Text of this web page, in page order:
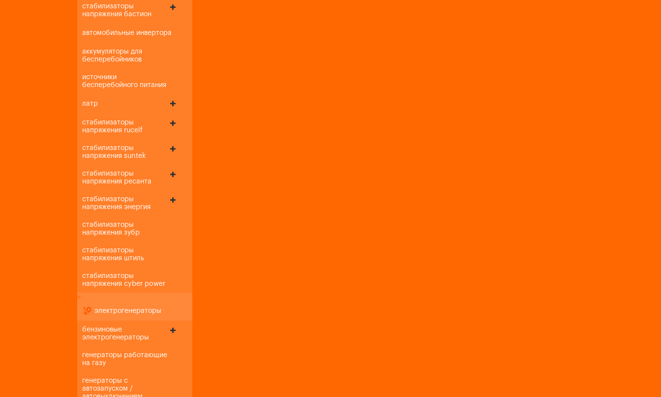
стабилизаторы
напряжения бастион
автомобильные инвертора
аккумуляторы для
бесперебойников
источники
бесперебойного питания
латр
стабилизаторы
напряжения rucelf
стабилизаторы
напряжения suntek
стабилизаторы
напряжения ресанта
стабилизаторы
напряжения энергия
стабилизаторы
напряжения зубр
стабилизаторы
напряжения штиль
стабилизаторы
напряжения cyber power
+-
электрогенераторы
бензиновые
электрогенераторы
генераторы работающие
на газу
генераторы с
автозапуском /